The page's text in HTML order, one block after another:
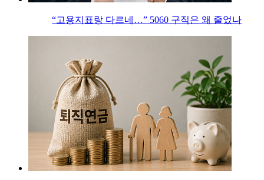
“고용지표랑 다르네…” 5060 구직은 왜 줄었나